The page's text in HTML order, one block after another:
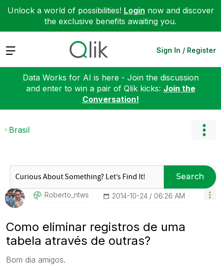
Unlock a world of possibilities! Login now and discover
the exclusive benefits awaiting you.
Expand Sign In / Register
Data Works for AI is here - Join the discussion
and enter to win a pair of Qlik kicks: Join the
Conversation!
Brasil
Search
Roberto_ntws ‎2014-10-24 06:26 AM
Como eliminar registros de uma
tabela através de outras?
Bom dia amigos.